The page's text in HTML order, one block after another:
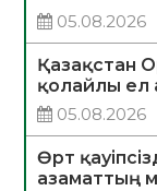
05.08.2026
Қазақстан
қолайлы ел
05.08.2026
Өрт
азаматтың